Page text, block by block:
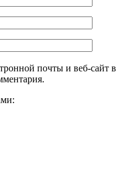
почты и веб-сайт в